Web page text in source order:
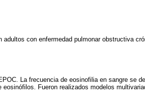
con enfermedad pulmonar obstructiva
La frecuencia de eosinofilia en sangre se
Fueron realizados modelos